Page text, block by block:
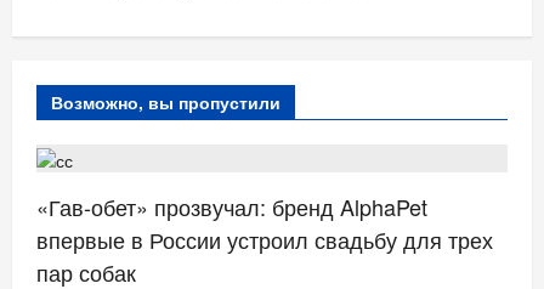
Возможно, вы пропустили
«Гав-обет» прозвучал: бренд AlphaPet
впервые в России устроил свадьбу для трех
пар собак